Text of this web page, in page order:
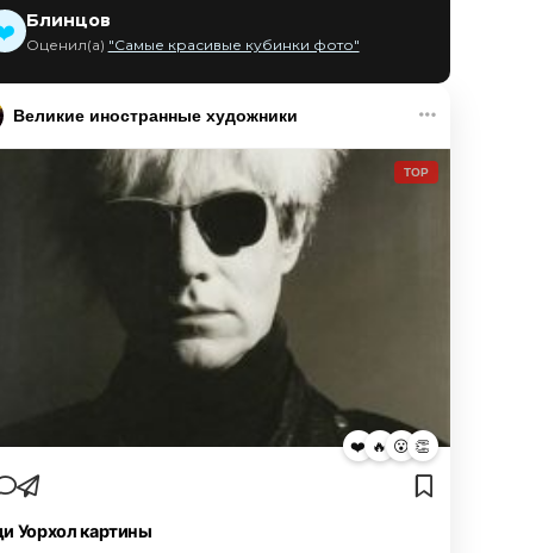
Блинцов
Оценил(а) "Самые красивые кубинки фото"
Великие иностранные художники
TOP
❤️ 🔥 😮 👏
Уорхол картины